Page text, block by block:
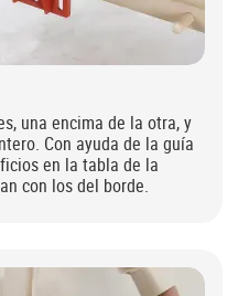
una encima de la otra, y
Con ayuda de la guía
en la tabla de la
con los del borde.